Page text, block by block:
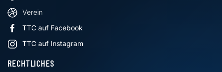
Verein
TTC auf Facebook
TTC auf Instagram
RECHTLICHES